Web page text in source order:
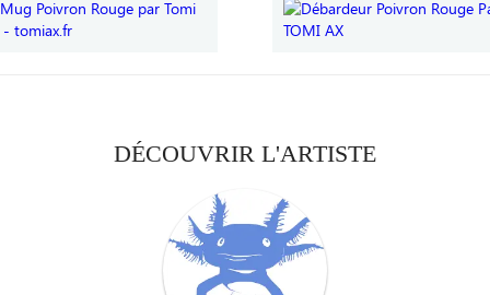
DÉCOUVRIR L'ARTISTE